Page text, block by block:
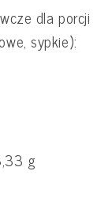
dla porcji
sypkie):
g